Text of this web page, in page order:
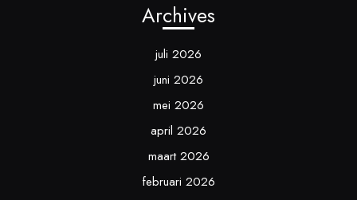
Archives
juli 2026
juni 2026
mei 2026
april 2026
maart 2026
februari 2026